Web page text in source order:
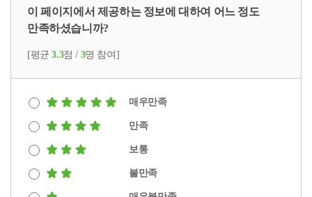
이 페이지에서 제공하는 정보에 대하여 어느 정도
만족하셨습니까?
[평균3.3점 / 3명 참여]
매우만족
만족
보통
불만족